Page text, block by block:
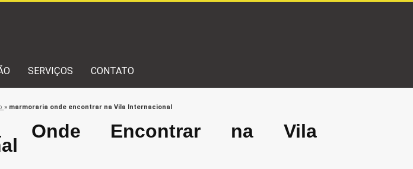
SERVIÇOS CONTATO
» marmoraria onde encontrar na Vila Internacional
Onde Encontrar na Vila